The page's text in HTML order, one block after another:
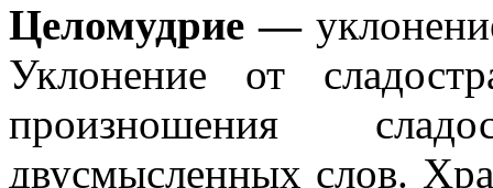
Целомудрие —
Уклонение от
произношения
двусмысленных слов.